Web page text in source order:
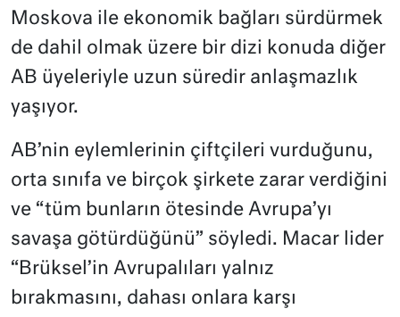
Moskova ile ekonomik bağları sürdürmek
de dahil olmak üzere bir dizi konuda diğer
AB üyeleriyle uzun süredir anlaşmazlık
yaşıyor.
AB’nin eylemlerinin çiftçileri vurduğunu,
orta sınıfa ve birçok şirkete zarar verdiğini
ve “tüm bunların ötesinde Avrupa’yı
savaşa götürdüğünü” söyledi. Macar lider
“Brüksel’in Avrupalıları yalnız
bırakmasını, dahası onlara karşı